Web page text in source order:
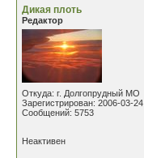
Дикая плоть
Редактор
Откуда: г. Долгопрудный МО
Зарегистрирован: 2006-03-24
Сообщений: 5753
Неактивен